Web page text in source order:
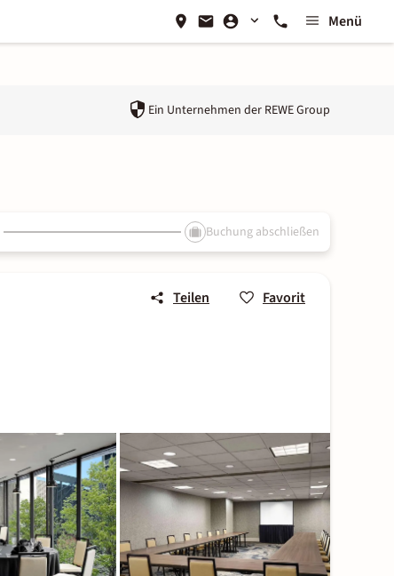
Menü
Ein Unternehmen der REWE Group
Buchung abschließen
Teilen Favorit